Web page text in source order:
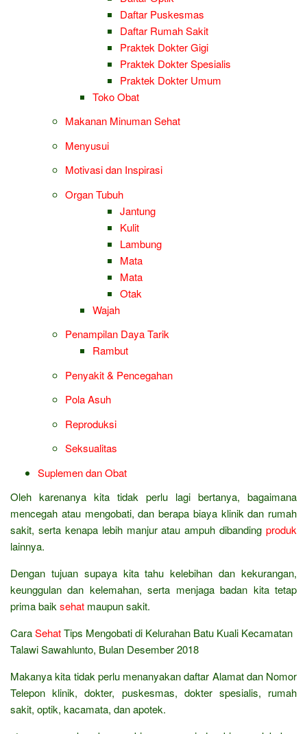
Daftar Puskesmas
Daftar Rumah Sakit
Praktek Dokter Gigi
Praktek Dokter Spesialis
Praktek Dokter Umum
Toko Obat
Makanan Minuman Sehat
Menyusui
Motivasi dan Inspirasi
Organ Tubuh
Jantung
Kulit
Lambung
Mata
Mata
Otak
Wajah
Penampilan Daya Tarik
Rambut
Penyakit & Pencegahan
Pola Asuh
Reproduksi
Seksualitas
Suplemen dan Obat
Oleh karenanya kita tidak perlu lagi bertanya, bagaimana
mencegah atau mengobati, dan berapa biaya klinik dan rumah
sakit, serta kenapa lebih manjur atau ampuh dibanding produk
lainnya.
Dengan tujuan supaya kita tahu kelebihan dan kekurangan,
keunggulan dan kelemahan, serta menjaga badan kita tetap
prima baik sehat maupun sakit.
CaraSehatTips Mengobati di Kelurahan Batu Kuali Kecamatan
Talawi Sawahlunto, Bulan Desember 2018
Makanya kita tidak perlu menanyakan daftar Alamat dan Nomor
Telepon klinik, dokter, puskesmas, dokter spesialis, rumah
sakit, optik, kacamata, dan apotek.